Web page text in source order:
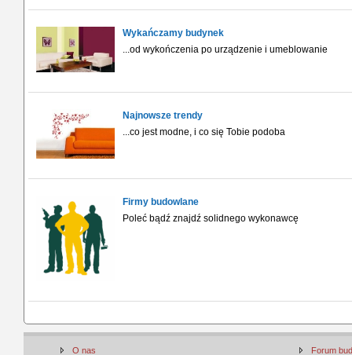
Wykańczamy budynek
...od wykończenia po urządzenie i umeblowanie
Najnowsze trendy
...co jest modne, i co się Tobie podoba
Firmy budowlane
Poleć bądź znajdź solidnego wykonawcę
O nas Forum